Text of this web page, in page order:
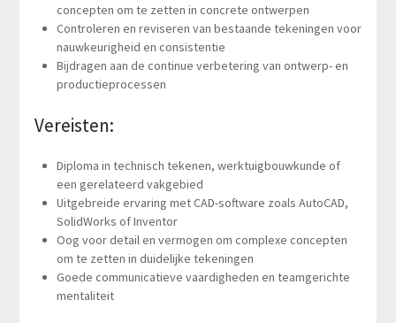
concepten om te zetten in concrete ontwerpen
Controleren en reviseren van bestaande tekeningen voor
nauwkeurigheid en consistentie
Bijdragen aan de continue verbetering van ontwerp- en
productieprocessen
Vereisten:
Diploma in technisch tekenen, werktuigbouwkunde of
een gerelateerd vakgebied
Uitgebreide ervaring met CAD-software zoals AutoCAD,
SolidWorks of Inventor
Oog voor detail en vermogen om complexe concepten
om te zetten in duidelijke tekeningen
Goede communicatieve vaardigheden en teamgerichte
mentaliteit